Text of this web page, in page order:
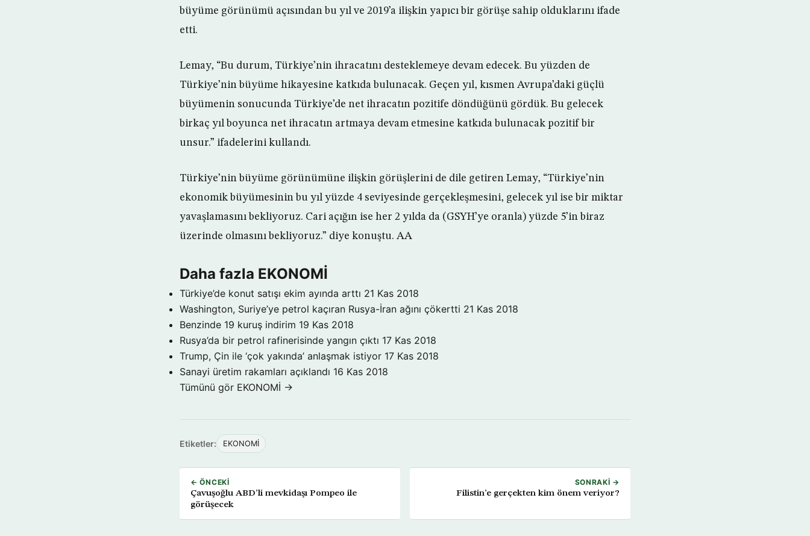
büyüme görünümü açısından bu yıl ve 2019’a ilişkin yapıcı bir görüşe sahip olduklarını ifade
etti.
Lemay, “Bu durum, Türkiye’nin ihracatını desteklemeye devam edecek. Bu yüzden de
Türkiye’nin büyüme hikayesine katkıda bulunacak. Geçen yıl, kısmen Avrupa’daki güçlü
büyümenin sonucunda Türkiye’de net ihracatın pozitife döndüğünü gördük. Bu gelecek
birkaç yıl boyunca net ihracatın artmaya devam etmesine katkıda bulunacak pozitif bir
unsur.” ifadelerini kullandı.
Türkiye’nin büyüme görünümüne ilişkin görüşlerini de dile getiren Lemay, “Türkiye’nin
ekonomik büyümesinin bu yıl yüzde 4 seviyesinde gerçekleşmesini, gelecek yıl ise bir miktar
yavaşlamasını bekliyoruz. Cari açığın ise her 2 yılda da (GSYH’ye oranla) yüzde 5’in biraz
üzerinde olmasını bekliyoruz.” diye konuştu. AA
Daha fazla EKONOMİ
Türkiye’de konut satışı ekim ayında arttı 21 Kas 2018
Washington, Suriye’ye petrol kaçıran Rusya-İran ağını çökertti 21 Kas 2018
Benzinde 19 kuruş indirim 19 Kas 2018
Rusya’da bir petrol rafinerisinde yangın çıktı 17 Kas 2018
Trump, Çin ile ‘çok yakında’ anlaşmak istiyor 17 Kas 2018
Sanayi üretim rakamları açıklandı 16 Kas 2018
Tümünü gör EKONOMİ →
Etiketler: EKONOMİ
← ÖNCEKI
Çavuşoğlu ABD’li mevkidaşı Pompeo ile
görüşecek
SONRAKI →
Filistin’e gerçekten kim önem veriyor?